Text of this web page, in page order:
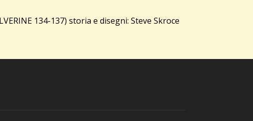
134-137) storia e disegni: Steve Skroce